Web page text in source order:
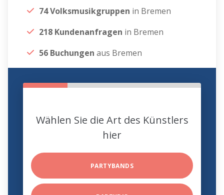
74 Volksmusikgruppen in Bremen
218 Kundenanfragen in Bremen
56 Buchungen aus Bremen
Wählen Sie die Art des Künstlers
hier
PARTYBANDS